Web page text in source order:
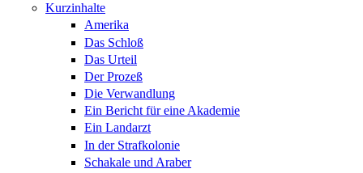
Kurzinhalte
Amerika
Das Schloß
Das Urteil
Der Prozeß
Die Verwandlung
Ein Bericht für eine Akademie
Ein Landarzt
In der Strafkolonie
Schakale und Araber